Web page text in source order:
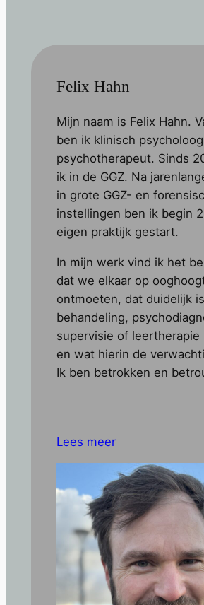
Felix Hahn
Mijn naam is Felix Hahn.
ben ik klinisch
psychotherapeut. Sinds
ik in de GGZ. Na
in grote GGZ- en
instellingen ben ik begin
eigen praktijk gestart.
In mijn werk vind ik het
dat we elkaar op
ontmoeten, dat duidelijk
behandeling,
supervisie of leertherapie
en wat hierin de
Ik ben betrokken en
Lees meer